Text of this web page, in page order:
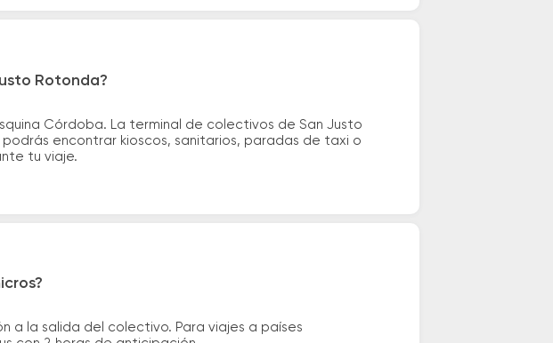
Rotonda?
Córdoba. La terminal de colectivos de San Justo
podrás encontrar kioscos, sanitarios, paradas de taxi o
tu viaje.
a la salida del colectivo. Para viajes a países